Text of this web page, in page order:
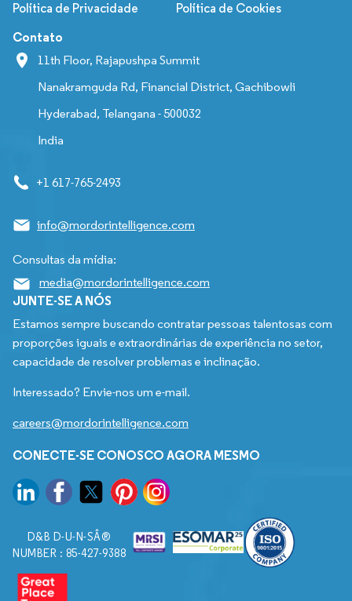
Política de Privacidade Política de Cookies
Contato
11th Floor, Rajapushpa Summit
Nanakramguda Rd, Financial District, Gachibowli
Hyderabad, Telangana - 500032
India
+1 617-765-2493
info@mordorintelligence.com
Consultas da mídia:
media@mordorintelligence.com
JUNTE-SE A NÓS
Estamos sempre buscando contratar pessoas talentosas com
proporções iguais e extraordinárias de experiência no setor,
capacidade de resolver problemas e inclinação.
Interessado? Envie-nos um e-mail.
careers@mordorintelligence.com
CONECTE-SE CONOSCO AGORA MESMO
D&B D-U-N-SÂ®
NUMBER : 85-427-9388